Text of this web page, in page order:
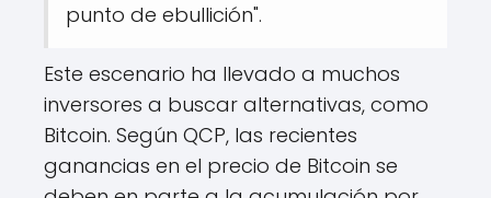
punto de ebullición".
Este escenario ha llevado a muchos
inversores a buscar alternativas, como
Bitcoin. Según QCP, las recientes
ganancias en el precio de Bitcoin se